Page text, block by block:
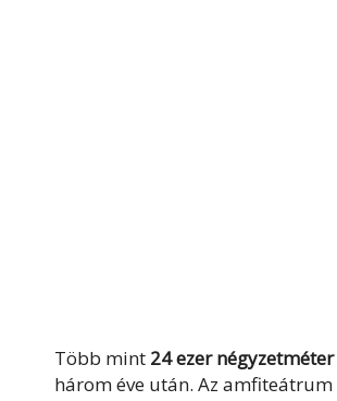
Több mint 24 ezer
három éve után. Az